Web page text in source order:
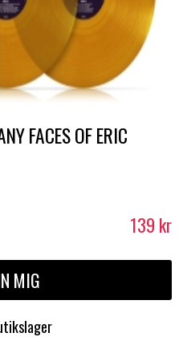
FACES OF ERIC
139 kr
MIG